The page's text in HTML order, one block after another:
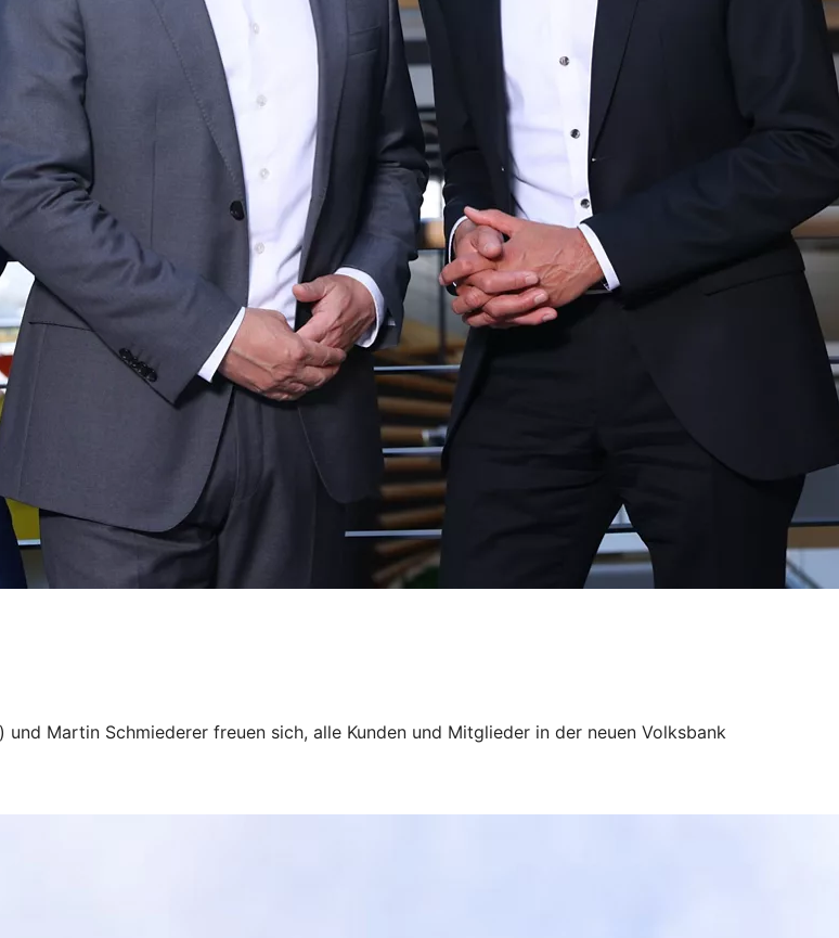
Martin Schmiederer freuen sich, alle Kunden und Mitglieder in der neuen Volksbank